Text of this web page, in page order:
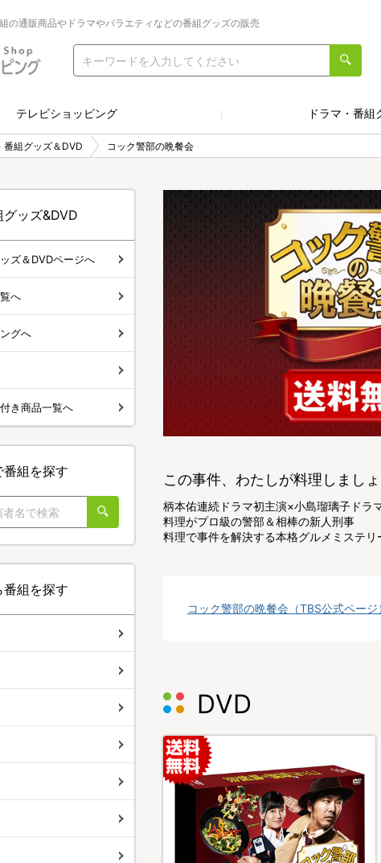
の通販商品やドラマやバラエティなどの番組グッズの販売
テレビショッピング ドラマ・番組
番組グッズ＆DVD コック警部の晩餐会
この事件、わたしが料理しましょ
柄本佑連続ドラマ初主演×小島瑠璃子ドラ
料理がプロ級の警部＆相棒の新人刑事
料理で事件を解決する本格グルメミステリ
コック警部の晩餐会（TBS公式ページ
DVD
グッズ&DVD
ズ＆DVDページへ
へ
グへ
き商品一覧へ
組を探す
番組を探す